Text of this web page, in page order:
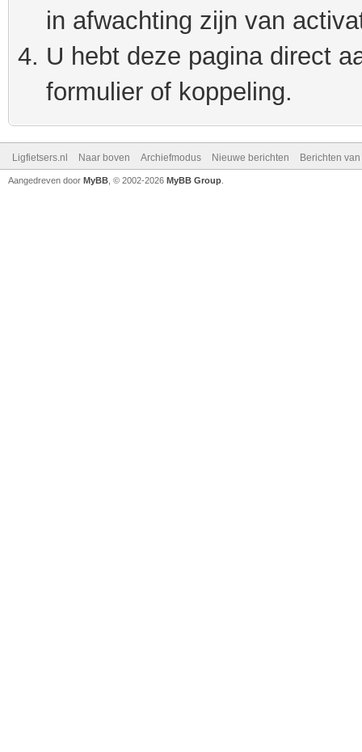
in afwachting zijn van
U hebt deze pagina direct
formulier of koppeling.
Ligfietsers.nl Naar boven Archiefmodus Nieuwe berichten Berichten
Aangedreven door MyBB , © 2002-2026 MyBB Group